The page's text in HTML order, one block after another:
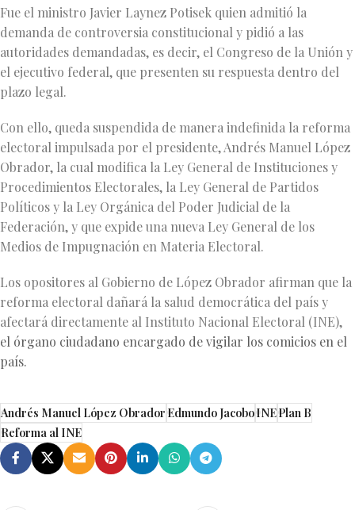
Fue el ministro Javier Laynez Potisek quien admitió la
demanda de controversia constitucional y pidió a las
autoridades demandadas, es decir, el Congreso de la Unión y
el ejecutivo federal, que presenten su respuesta dentro del
plazo legal.
Con ello, queda suspendida de manera indefinida la reforma
electoral impulsada por el presidente, Andrés Manuel López
Obrador, la cual modifica la Ley General de Instituciones y
Procedimientos Electorales, la Ley General de Partidos
Políticos y la Ley Orgánica del Poder Judicial de la
Federación, y que expide una nueva Ley General de los
Medios de Impugnación en Materia Electoral.
Los opositores al Gobierno de López Obrador afirman que la
reforma electoral dañará la salud democrática del país y
afectará directamente al Instituto Nacional Electoral (INE),
el órgano ciudadano encargado de vigilar los comicios en el
país.
Andrés Manuel López ObradorEdmundo JacoboINEPlan B
Reforma al INE